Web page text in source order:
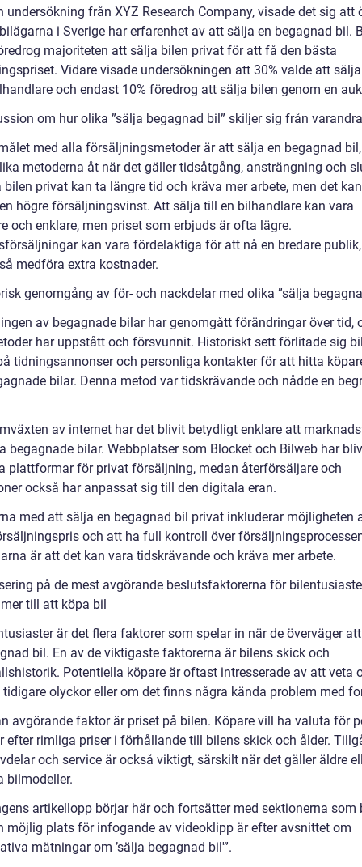
undersökning från XYZ Research Company, visade det sig att
i Sverige har erfarenhet av att sälja en begagnad bil.
majoriteten att sälja bilen privat för att få den bästa
Vidare visade undersökningen att 30% valde att
och endast 10% föredrog att sälja bilen genom en
om hur olika ”sälja begagnad bil” skiljer sig från varandra
med alla försäljningsmetoder är att sälja en begagnad
metoderna åt när det gäller tidsåtgång, ansträngning och
bilen privat kan ta längre tid och kräva mer arbete, men det
högre försäljningsvinst. Att sälja till en bilhandlare kan vara
och enklare, men priset som erbjuds är ofta lägre.
kan vara fördelaktiga för att nå en bredare
medföra extra kostnader.
genomgång av för- och nackdelar med olika ”sälja
av begagnade bilar har genomgått förändringar över tid,
har uppstått och försvunnit. Historiskt sett förlitade sig
tidningsannonser och personliga kontakter för att hitta
bilar. Denna metod var tidskrävande och nådde en
av internet har det blivit betydligt enklare att
begagnade bilar. Webbplatser som Blocket och Bilweb har
plattformar för privat försäljning, medan återförsäljare och
också har anpassat sig till den digitala eran.
med att sälja en begagnad bil privat inkluderar möjligheten
och att ha full kontroll över
är att det kan vara tidskrävande och kräva mer arbete.
på de mest avgörande beslutsfaktorerna för
till att köpa bil
är det flera faktorer som spelar in när de överväger
bil. En av de viktigaste faktorerna är bilens skick och
Potentiella köpare är oftast intresserade av att veta
olyckor eller om det finns några kända problem med
avgörande faktor är priset på bilen. Köpare vill ha valuta för
efter rimliga priser i förhållande till bilens skick och ålder.
och service är också viktigt, särskilt när det gäller äldre
bilmodeller.
artikellopp börjar här och fortsätter med sektionerna som
möjlig plats för infogande av videoklipp är efter avsnittet om
mätningar om ’sälja begagnad bil'”.